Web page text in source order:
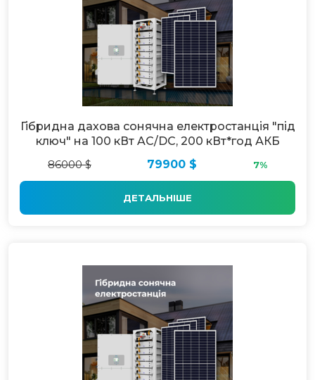
Гібридна дахова сонячна електростанція "під
ключ" на 100 кВт AC/DC, 200 кВт*год АКБ
86000 $
79900 $ 7%
ДЕТАЛЬНІШЕ